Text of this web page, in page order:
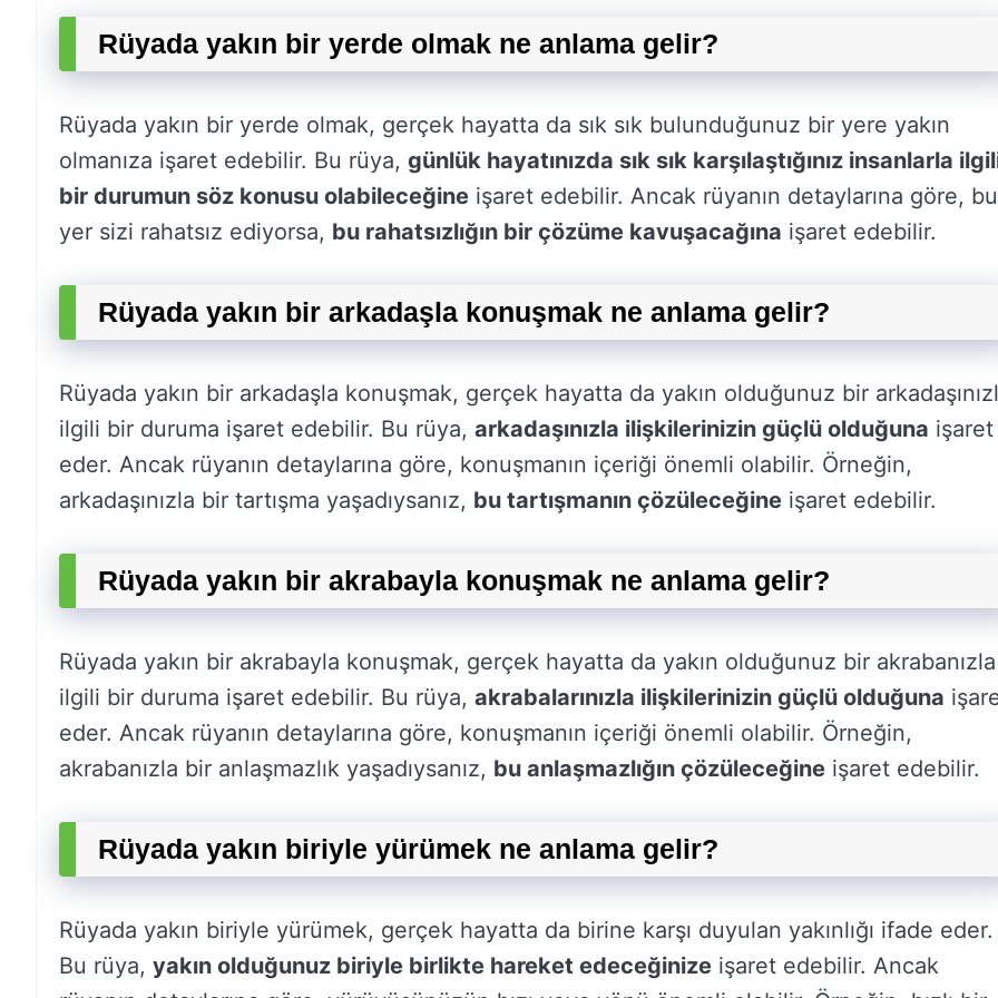
Rüyada yakın bir yerde olmak ne anlama gelir?
Rüyada yakın bir yerde olmak, gerçek hayatta da sık sık bulunduğunuz bir yere yakın
olmanıza işaret edebilir. Bu rüya, günlük hayatınızda sık sık karşılaştığınız insanlarla
bir durumun söz konusu olabileceğine işaret edebilir. Ancak rüyanın detaylarına göre, bu
yer sizi rahatsız ediyorsa, bu rahatsızlığın bir çözüme kavuşacağına işaret edebilir.
Rüyada yakın bir arkadaşla konuşmak ne anlama gelir?
Rüyada yakın bir arkadaşla konuşmak, gerçek hayatta da yakın olduğunuz bir
ilgili bir duruma işaret edebilir. Bu rüya, arkadaşınızla ilişkilerinizin güçlü olduğuna işaret
eder. Ancak rüyanın detaylarına göre, konuşmanın içeriği önemli olabilir. Örneğin,
arkadaşınızla bir tartışma yaşadıysanız, bu tartışmanın çözüleceğine işaret edebilir.
Rüyada yakın bir akrabayla konuşmak ne anlama gelir?
Rüyada yakın bir akrabayla konuşmak, gerçek hayatta da yakın olduğunuz bir akrabanızla
ilgili bir duruma işaret edebilir. Bu rüya, akrabalarınızla ilişkilerinizin güçlü olduğuna
eder. Ancak rüyanın detaylarına göre, konuşmanın içeriği önemli olabilir. Örneğin,
akrabanızla bir anlaşmazlık yaşadıysanız, bu anlaşmazlığın çözüleceğine işaret edebilir.
Rüyada yakın biriyle yürümek ne anlama gelir?
Rüyada yakın biriyle yürümek, gerçek hayatta da birine karşı duyulan yakınlığı ifade eder.
Bu rüya, yakın olduğunuz biriyle birlikte hareket edeceğinize işaret edebilir. Ancak